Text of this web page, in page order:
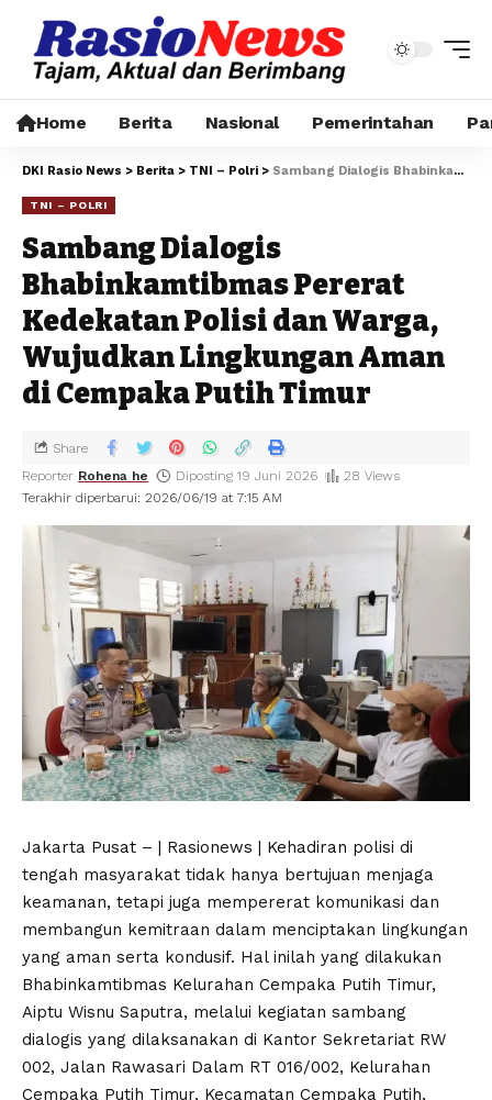
Home Berita Nasional Pemerintahan
DKI Rasio News > Berita > TNI – Polri > Sambang Dialogis Bhabinkamtibmas Pererat Kedekatan Polisi dan Warga, Wujudkan Lingkungan Aman di Cempaka Putih Timur
TNI – POLRI
Sambang Dialogis
Bhabinkamtibmas Pererat
Kedekatan Polisi dan Warga,
Wujudkan Lingkungan Aman
di Cempaka Putih Timur
Terakhir diperbarui: 2026/06/19 at 7:15 AM
Reporter Rohena he Diposting 19 Juni 2026 28 Views
Share
Jakarta Pusat – | Rasionews | Kehadiran polisi di
tengah masyarakat tidak hanya bertujuan menjaga
keamanan, tetapi juga mempererat komunikasi dan
membangun kemitraan dalam menciptakan lingkungan
yang aman serta kondusif. Hal inilah yang dilakukan
Bhabinkamtibmas Kelurahan Cempaka Putih Timur,
Aiptu Wisnu Saputra, melalui kegiatan sambang
dialogis yang dilaksanakan di Kantor Sekretariat RW
002, Jalan Rawasari Dalam RT 016/002, Kelurahan
Cempaka Putih Timur, Kecamatan Cempaka Putih,